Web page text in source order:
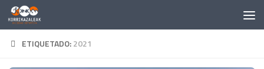
Saltar al contenido
ETIQUETADO:2021